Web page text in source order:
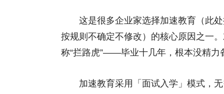
这是很多企业家选择加速教育（此处
按规则不确定不修改）的核心原因之一
称“拦路虎”——毕业十几年，根本没精力
加速教育采用「面试入学」模式，无